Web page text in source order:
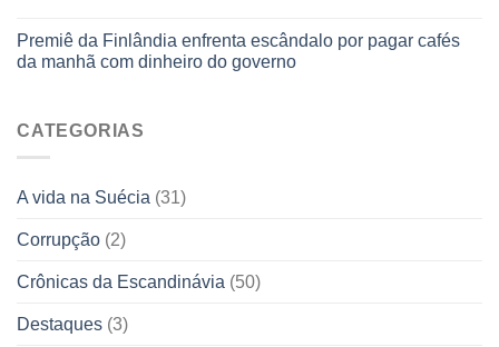
Premiê da Finlândia enfrenta escândalo por pagar cafés
da manhã com dinheiro do governo
CATEGORIAS
A vida na Suécia (31)
Corrupção (2)
Crônicas da Escandinávia (50)
Destaques (3)